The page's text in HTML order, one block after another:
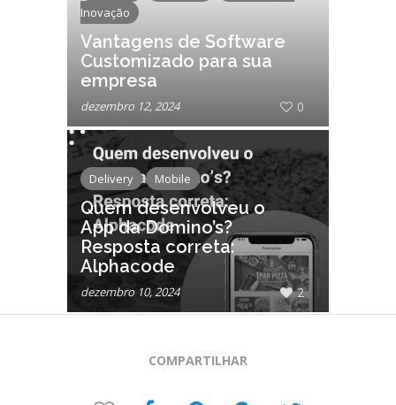
Inovação
Vantagens de Software
Customizado para sua
empresa
dezembro 12, 2024 0
Delivery Mobile
Quem desenvolveu o
App da Domino’s?
Resposta correta:
Alphacode
dezembro 10, 2024 2
COMPARTILHAR